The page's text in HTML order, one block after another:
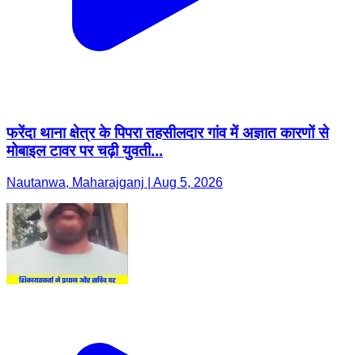
फरेंदा थाना क्षेत्र के पिपरा तहसीलदार गांव में अज्ञात कारणों से
मोबाइल टावर पर चढ़ी युवती...
Nautanwa, Maharajganj | Aug 5, 2026